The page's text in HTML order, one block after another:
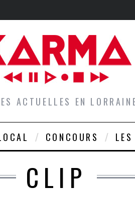
ACTUELLES EN
CONCOURS
CLIP